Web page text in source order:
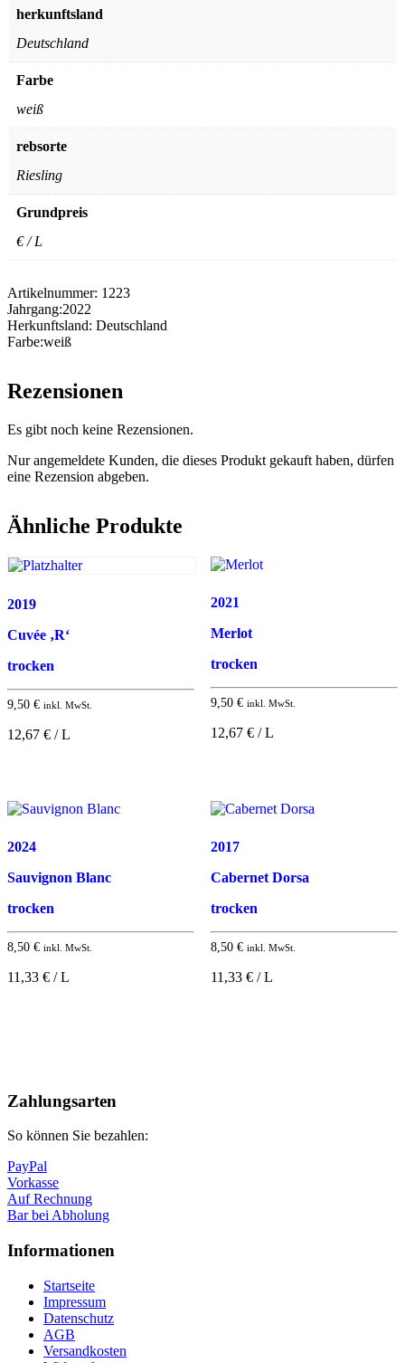
herkunftsland
Deutschland
Farbe
weiß
rebsorte
Riesling
Grundpreis
€ / L
Artikelnummer: 1223
Jahrgang:2022
Herkunftsland: Deutschland
Farbe:weiß
Rezensionen
Es gibt noch keine Rezensionen.
Nur angemeldete Kunden, die dieses Produkt gekauft haben, dürfen
eine Rezension abgeben.
Ähnliche Produkte
2019
Cuvée ‚R‘
trocken
9,50 € inkl. MwSt.
12,67 € / L
2021
Merlot
trocken
9,50 € inkl. MwSt.
12,67 € / L
2024
Sauvignon Blanc
trocken
8,50 € inkl. MwSt.
11,33 € / L
2017
Cabernet Dorsa
trocken
8,50 € inkl. MwSt.
11,33 € / L
oben
Zahlungsarten
So können Sie bezahlen:
PayPal
Vorkasse
Auf Rechnung
Bar bei Abholung
Informationen
Startseite
Impressum
Datenschutz
AGB
Versandkosten